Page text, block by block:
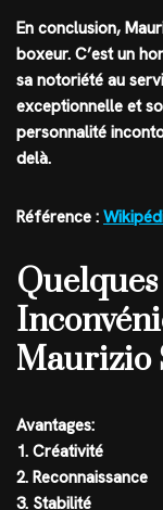
En conclusion,
boxeur. C’est un
sa notoriété au
exceptionnelle et
personnalité
delà.
Référence :
Maurizio
Avantages:
1. Créativité
2. Reconnaissance
3. Stabilité